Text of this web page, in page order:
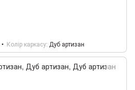
Колір каркасу Дуб артизан